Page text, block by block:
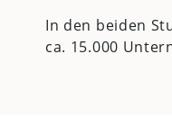
In den beiden
ca. 15.000